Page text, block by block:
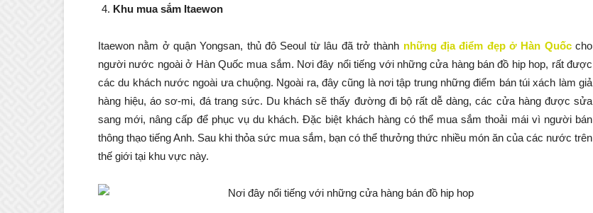
Khu mua sắm Itaewon
Itaewon nằm ở quận Yongsan, thủ đô Seoul từ lâu đã trở thành những địa điểm đẹp ở Hàn Quốccho
người nước ngoài ở Hàn Quốc mua sắm. Nơi đây nổi tiếng với những cửa hàng bán đồ hip hop, rất được
các du khách nước ngoài ưa chuộng. Ngoài ra, đây cũng là nơi tập trung những điểm bán túi xách làm giả
hàng hiệu, áo sơ-mi, đá trang sức. Du khách sẽ thấy đường đi bộ rất dễ dàng, các cửa hàng được sửa
sang mới, nâng cấp để phục vụ du khách. Đặc biệt khách hàng có thể mua sắm thoải mái vì người bán
thông thạo tiếng Anh. Sau khi thỏa sức mua sắm, bạn có thể thưởng thức nhiều món ăn của các nước trên
thế giới tại khu vực này.